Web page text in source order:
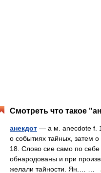
Смотреть что такое
анекдот — а м. anecdote f.
о событиях тайных, затем
18. Слово сие само по
обнародованы и при
желали тайности. Ян.… …